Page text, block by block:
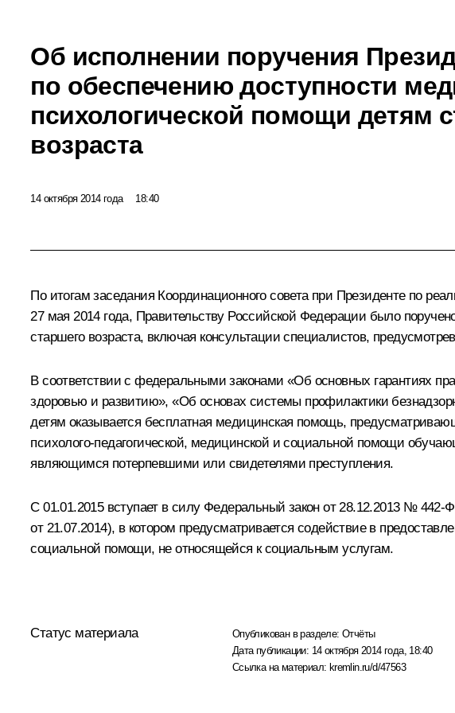
Об исполнении поручения
по обеспечению доступности
психологической помощи детям
возраста
14 октября 2014 года 18:40
По итогамзаседания Координационного совета при Президенте по
27 мая 2014 года, Правительству Российской Федерации было
старшего возраста, включая консультации специалистов,
В соответствии с федеральными законами «Об основных гарантиях
здоровью и развитию», «Об основах системы профилактики
детям оказывается бесплатная медицинская помощь,
психолого-педагогической, медицинской и социальной помощи
являющимся потерпевшими или свидетелями преступления.
С 01.01.2015 вступает в силу Федеральный закон от 28.12.2013 №
от 21.07.2014), в котором предусматривается содействие в
социальной помощи, не относящейся к социальным услугам.
Статус материала Опубликован в разделе:Отчёты
Дата публикации: 14 октября 2014 года, 18:40
Ссылка на материал: kremlin.ru/d/47563